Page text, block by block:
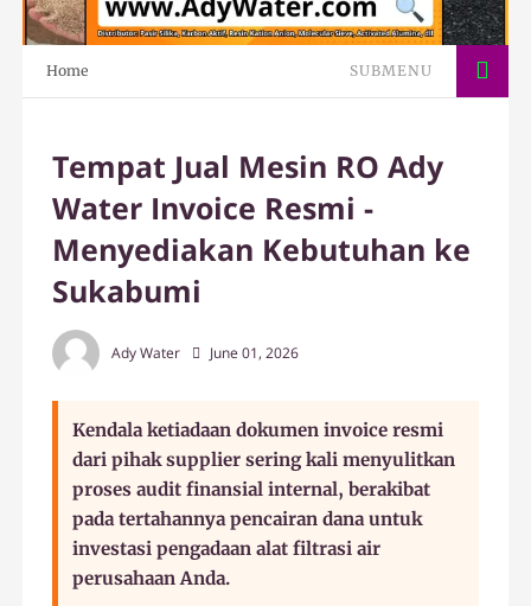
Home SUBMENU
Tempat Jual Mesin RO Ady
Water Invoice Resmi -
Menyediakan Kebutuhan ke
Sukabumi
Ady Water June 01, 2026
Kendala ketiadaan dokumen invoice resmi
dari pihak supplier sering kali menyulitkan
proses audit finansial internal, berakibat
pada tertahannya pencairan dana untuk
investasi pengadaan alat filtrasi air
perusahaan Anda.